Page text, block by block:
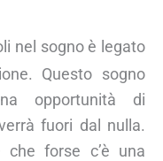
nel sogno è legato
Questo sogno
opportunità di
fuori dal nulla.
che forse c’è una